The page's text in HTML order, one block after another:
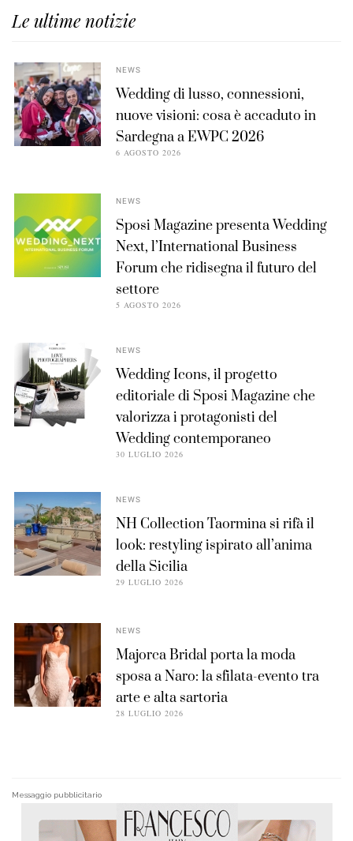
Le ultime notizie
NEWS
Wedding di lusso, connessioni,
nuove visioni: cosa è accaduto in
Sardegna a EWPC 2026
6 AGOSTO 2026
NEWS
Sposi Magazine presenta Wedding
Next, l’International Business
Forum che ridisegna il futuro del
settore
5 AGOSTO 2026
NEWS
Wedding Icons, il progetto
editoriale di Sposi Magazine che
valorizza i protagonisti del
Wedding contemporaneo
30 LUGLIO 2026
NEWS
NH Collection Taormina si rifà il
look: restyling ispirato all’anima
della Sicilia
29 LUGLIO 2026
NEWS
Majorca Bridal porta la moda
sposa a Naro: la sfilata-evento tra
arte e alta sartoria
28 LUGLIO 2026
Messaggio pubblicitario